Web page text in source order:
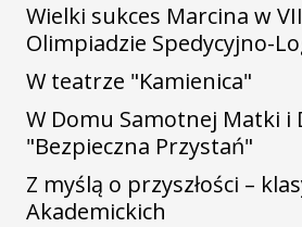
Wielki sukces Marcina w
Olimpiadzie Spedycyjno-
W teatrze "Kamienica"
W Domu Samotnej Matki i
"Bezpieczna Przystań"
Z myślą o przyszłości –
Akademickich